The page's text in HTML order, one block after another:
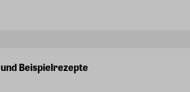
Beispielrezepte